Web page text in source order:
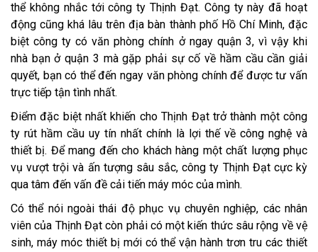
thể không nhắc tới công ty Thịnh Đạt. Công ty này đã hoạt
động cũng khá lâu trên địa bàn thành phố Hồ Chí Minh, đặc
biệt công ty có văn phòng chính ở ngay quận 3, vì vậy khi
nhà bạn ở quận 3 mà gặp phải sự cố về hầm cầu cần giải
quyết, bạn có thể đến ngay văn phòng chính để được tư vấn
trực tiếp tận tình nhất.
Điểm đặc biệt nhất khiến cho Thịnh Đạt trở thành một công
ty rút hầm cầu uy tín nhất chính là lợi thế về công nghệ và
thiết bị. Để mang đến cho khách hàng một chất lượng phục
vụ vượt trội và ấn tượng sâu sắc, công ty Thịnh Đạt cực kỳ
qua tâm đến vấn đề cải tiến máy móc của mình.
Có thể nói ngoài thái độ phục vụ chuyên nghiệp, các nhân
viên của Thịnh Đạt còn phải có một kiến thức sâu rộng về vệ
sinh, máy móc thiết bị mới có thể vận hành trơn tru các thiết